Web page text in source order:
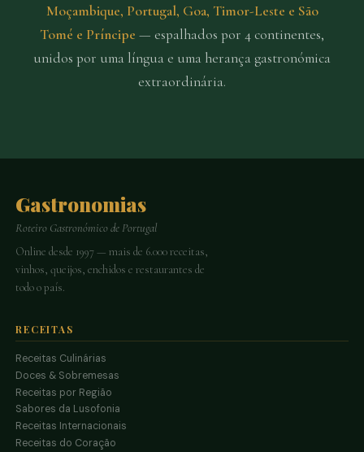
Moçambique, Portugal, Goa, Timor-Leste e São
Tomé e Príncipe — espalhados por 4 continentes,
unidos por uma língua e uma herança gastronómica
extraordinária.
Gastronomias
Roteiro Gastronómico de Portugal
Online desde 1997 — mais de 6.000 receitas,
vinhos, queijos, enchidos e restaurantes de
todo o país.
RECEITAS
Receitas Culinárias
Doces & Sobremesas
Receitas por Região
Sabores da Lusofonia
Receitas Internacionais
Receitas do Coração